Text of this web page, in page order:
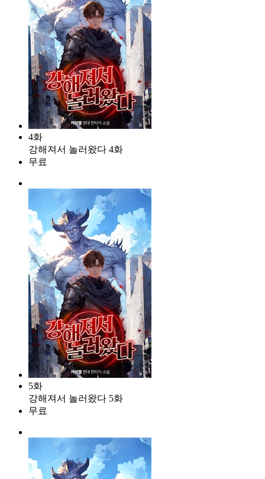
4화
강해져서 놀러왔다 4화
무료
5화
강해져서 놀러왔다 5화
무료